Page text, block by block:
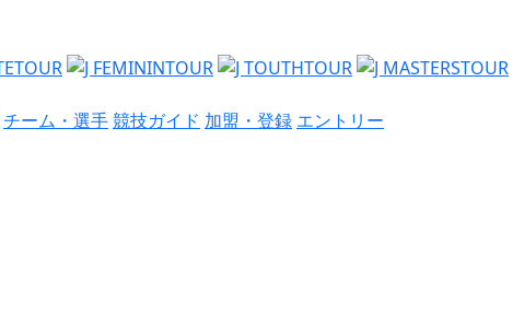
チーム・選手競技ガイド 加盟・登録 エントリー